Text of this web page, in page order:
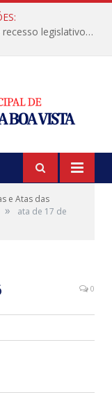
Câmara Municipal informa calendário de recesso legislativo de julho
e Atas das
»
ata de 17 de
0